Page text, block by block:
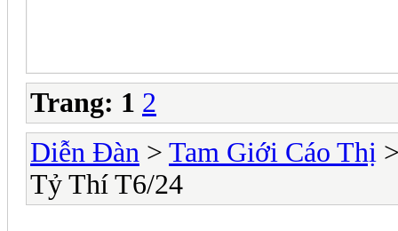
Trang: 1 2
Diễn Đàn > Tam Giới Cáo Thị
Tỷ Thí T6/24